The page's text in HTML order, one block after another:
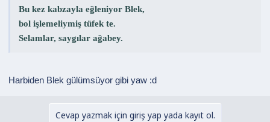
Bu kez kabzayla eğleniyor Blek,
bol işlemeliymiş tüfek te.
Selamlar, saygılar ağabey.
Harbiden Blek gülümsüyor gibi yaw :d
Cevap yazmak için giriş yap yada kayıt ol.